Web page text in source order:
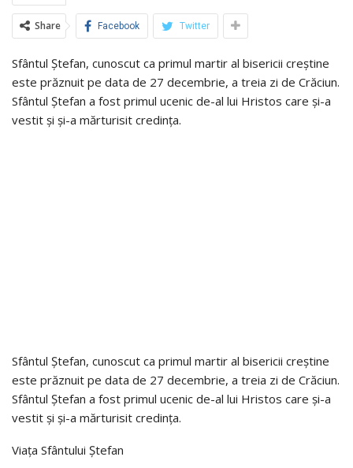
Share Facebook Twitter
Sfântul Ștefan, cunoscut ca primul martir al bisericii creștine
este prăznuit pe data de 27 decembrie, a treia zi de Crăciun.
Sfântul Ștefan a fost primul ucenic de-al lui Hristos care și-a
vestit și și-a mărturisit credința.
Sfântul Ștefan, cunoscut ca primul martir al bisericii creștine
este prăznuit pe data de 27 decembrie, a treia zi de Crăciun.
Sfântul Ștefan a fost primul ucenic de-al lui Hristos care și-a
vestit și și-a mărturisit credința.
Viața Sfântului Ștefan